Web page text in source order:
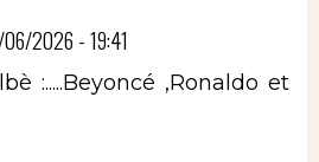
2026 - 19:41
:.....Beyoncé ,Ronaldo et